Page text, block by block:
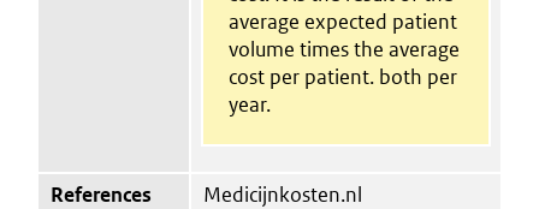
average expected patient
volume times the average
cost per patient. both per
year.
References
Medicijnkosten.nl